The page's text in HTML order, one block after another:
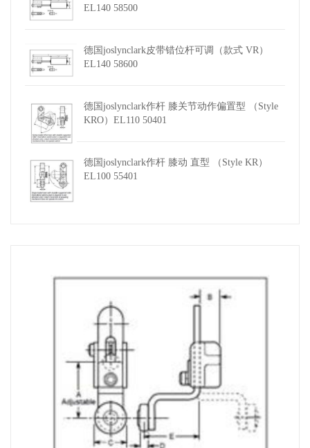
EL140 58500
德国joslynclark皮带错位杆可调（款式 VR）
EL140 58600
德国joslynclark作杆 膝关节动作偏置型 （Style
KRO）EL110 50401
德国joslynclark作杆 膝动 直型 （Style KR）
EL100 55401